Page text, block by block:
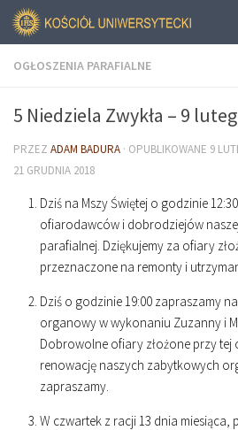
OGŁOSZENIA PARAFIALNE
5 Niedziela Zwykła – 9
PRZEZ ADAM BADURA · OPUBLIKOWANE 9
21 GRUDNIA 2018
Dziś na Mszy Świętej o godzinie12:30
ofiarodawców i dobrodziejów
parafialnej. Dziękujemy za ofiary
przeznaczone na remonty i
Dziś o godzinie19:00 zapraszamy
organowy w wykonaniu Zuzanny i
Dobrowolne ofiary złożone przy tej
renowację naszych zabytkowych
zapraszamy.
W czwartek z racji 13 dnia miesiąca,